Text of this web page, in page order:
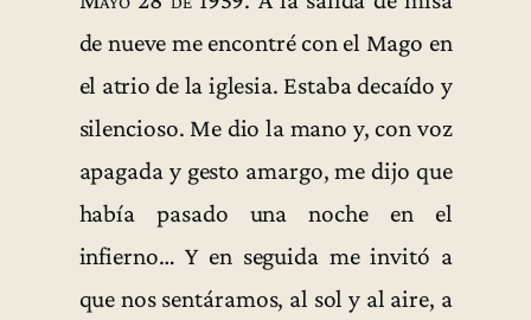
de nueve me encontré con el Mago en
el atrio de la iglesia. Estaba decaído y
silencioso. Me dio la mano y, con voz
apagada y gesto amargo, me dijo que
había pasado una noche en el
infierno… Y en seguida me invitó a
que nos sentáramos, al sol y al aire, a